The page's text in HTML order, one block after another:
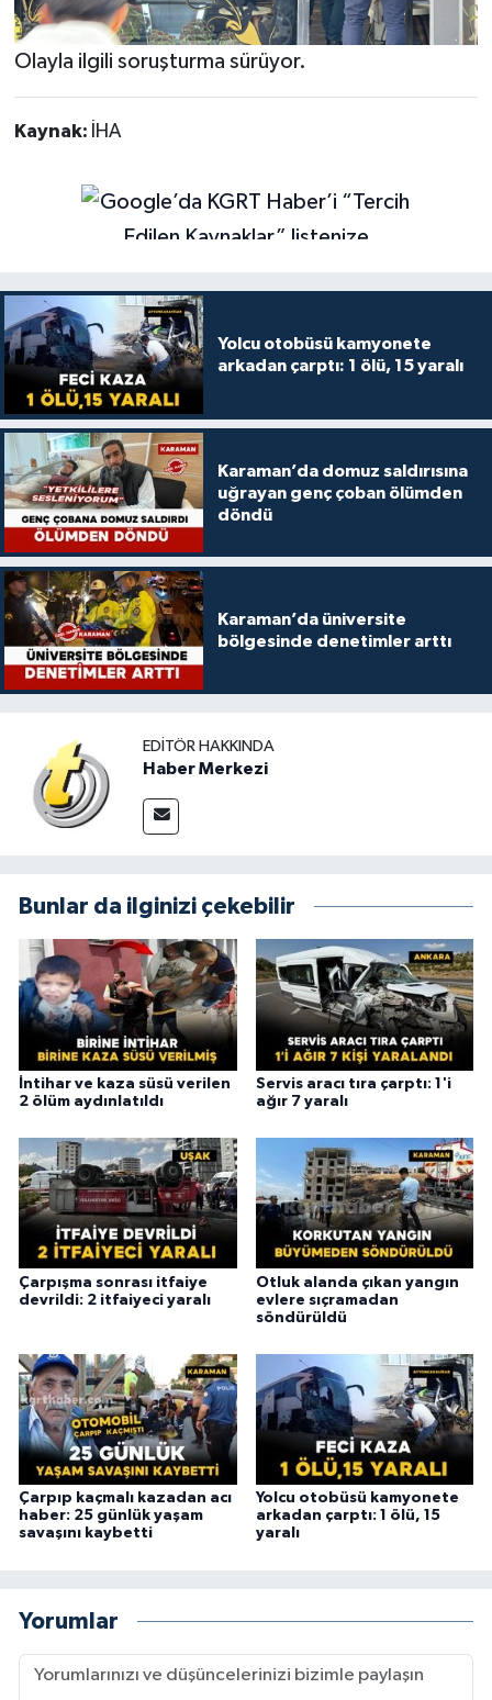
Olayla ilgili soruşturma sürüyor.
Kaynak: İHA
Yolcu otobüsü kamyonete
arkadan çarptı: 1 ölü, 15 yaralı
Karaman’da domuz saldırısına
uğrayan genç çoban ölümden
döndü
Karaman’da üniversite
bölgesinde denetimler arttı
EDITÖR HAKKINDA
Haber Merkezi
Bunlar da ilginizi çekebilir
İntihar ve kaza süsü verilen
2 ölüm aydınlatıldı
Servis aracı tıra çarptı: 1'i
ağır 7 yaralı
Çarpışma sonrası itfaiye
devrildi: 2 itfaiyeci yaralı
Otluk alanda çıkan yangın
evlere sıçramadan
söndürüldü
Çarpıp kaçmalı kazadan acı
haber: 25 günlük yaşam
savaşını kaybetti
Yolcu otobüsü kamyonete
arkadan çarptı: 1 ölü, 15
yaralı
Yorumlar